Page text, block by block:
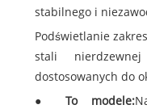
stabilnego i
Podświetlanie
stali
dostosowanych do
● To modele: